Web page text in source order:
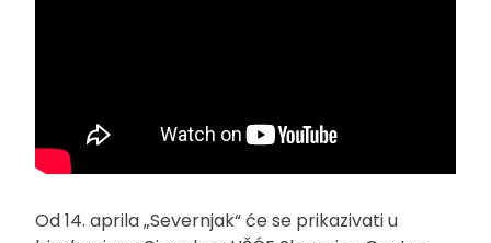
Od 14. aprila „Severnjak“ će se prikazivati u